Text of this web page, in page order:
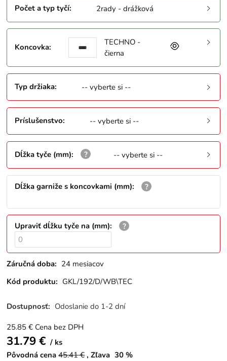
Počet a typ tyčí: 2rady - drážková
Koncovka:
TECHNO -
čierna
Typ držiaka: -- vyberte si --
Príslušenstvo: -- vyberte si --
Dĺžka tyče (mm): -- vyberte si --
Dĺžka garniže s koncovkami (mm):
Upraviť dĺžku tyče na (mm):
Záručná doba: 24 mesiacov
Kód produktu: GKL/192/D/WB\TEC
Dostupnosť: Odoslanie do 1-2 dní
25.85 € Cena bez DPH
31.79€
ks
Pôvodná cena 45.41€ Zľava 30 %